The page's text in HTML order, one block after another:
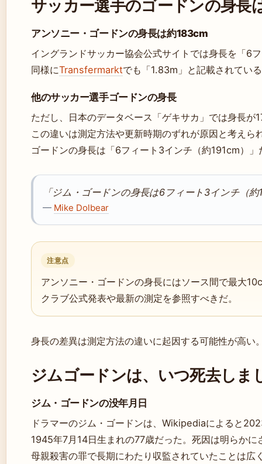
サッカー選手のゴードンの身長
アンソニー・ゴードンの身長は約183cm
イングランドサッカー協会公式サイトでは身長を「6
同様にTransfermarktでも「1.83m」と記載されてい
他のサッカー選手ゴードンの身長
ただし、日本のデータベース「ゲキサカ」では身長が
この違いは測定方法や更新時期のずれが原因と考え
ゴードンの身長は「6フィート3インチ（約191cm）」
「ジム・ゴードンの身長は6フィート3インチ（
— Mike Dolbear
注意点
アンソニー・ゴードンの身長にはソース間で最大
クラブ公式発表や最新の測定を参照すべきだ。
身長の差異は測定方法の違いに起因する可能性が高い
ジムゴードンは、いつ死去しま
ジム・ゴードンの没年月日
ドラマーのジム・ゴードンは、Wikipediaによると
1945年7月14日生まれの77歳だった。死因は明らかに
母親殺害の罪で長期にわたり収監されていたことは広